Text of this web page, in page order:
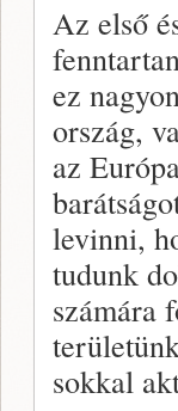
Az első
ez
ország,
az
levinni,
tudunk
számára
sokkal